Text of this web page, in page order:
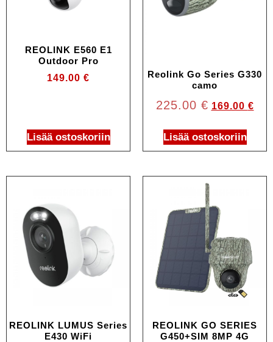
REOLINK E560 E1
Outdoor Pro
149.00 €
Lisää ostoskoriin
Reolink Go Series G330
camo
225.00 € 169.00 €
Lisää ostoskoriin
REOLINK LUMUS Series
E430 WiFi
REOLINK GO SERIES
G450+SIM 8MP 4G